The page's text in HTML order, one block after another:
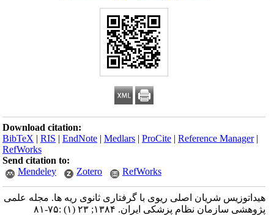
Download citation:
BibTeX |RIS |EndNote |Medlars |ProCite |Reference Manager
RefWorks
Send citation to:
Mendeley
Zotero RefWorks
هیداتوزیس شریان اصلی ریوی با گرفتاری ثانوی ریه ها. مجله علمی
پژوهشی سازمان نظام پزشکی ایران. ۱۳۸۴; ۲۳ (۱) :۷۵-۸۱